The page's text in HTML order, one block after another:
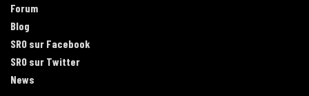
Forum
Blog
SRO sur Facebook
SRO sur Twitter
News